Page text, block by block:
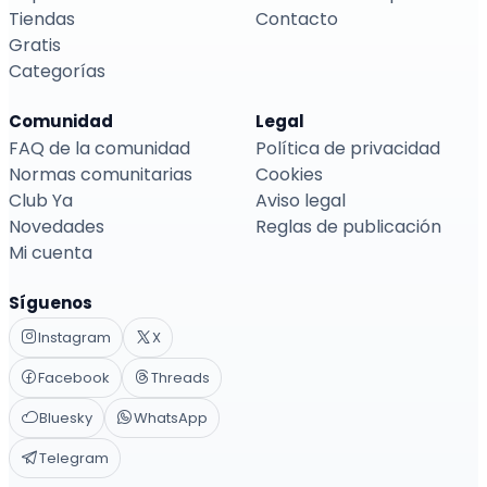
Tiendas
Gratis
Categorías
Contacto
Comunidad
FAQ de la comunidad
Normas comunitarias
Club Ya
Novedades
Mi cuenta
Legal
Política de privacidad
Cookies
Aviso legal
Reglas de publicación
Síguenos
Instagram
X
Facebook
Threads
Bluesky
WhatsApp
Telegram